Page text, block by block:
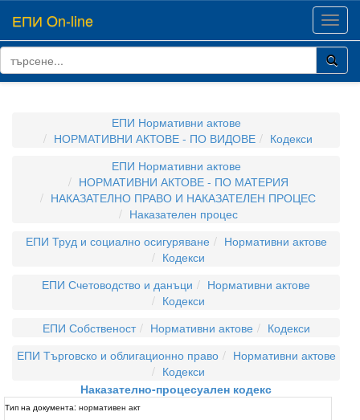
ЕПИ On-line
ЕПИ Нормативни актове
НОРМАТИВНИ АКТОВЕ - ПО ВИДОВЕ
Кодекси
ЕПИ Нормативни актове
НОРМАТИВНИ АКТОВЕ - ПО МАТЕРИЯ
НАКАЗАТЕЛНО ПРАВО И НАКАЗАТЕЛЕН ПРОЦЕС
Наказателен процес
ЕПИ Труд и социално осигуряване
Нормативни актове
Кодекси
ЕПИ Счетоводство и данъци
Нормативни актове
Кодекси
ЕПИ Собственост
Нормативни актове
Кодекси
ЕПИ Търговско и облигационно право
Нормативни актове
Кодекси
Наказателно-процесуален кодекс
Тип на документа: нормативен акт